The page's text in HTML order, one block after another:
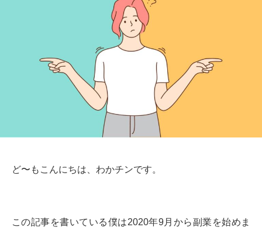
ど〜もこんにちは、わかチンです。
この記事を書いている僕は2020年9月から副業を始めま